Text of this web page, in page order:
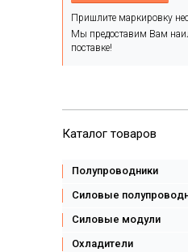
Пришлите маркировку
Мы предоставим Вам
поставке!
Каталог товаров
Полупроводники
Силовые
Силовые модули
Охладители